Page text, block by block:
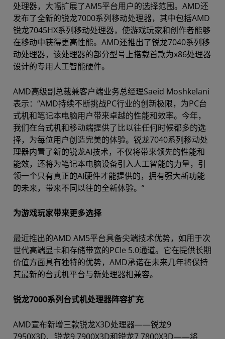
处理器，大幅扩展了AM5平台用户的选择范围。AMD还
发布了全新的锐龙7000系列移动处理器，其中包括AMD
锐龙7045HX系列移动处理器，使游戏玩家和创作者能够
在移动中获得更高性能。AMD还推出了锐龙7040系列移
动处理器，该处理器的部分型号上搭载首款为x86处理器
设计的专用人工智能硬件。
AMD高级副总裁兼客户端业务总经理Saeid Moshkelani
表示：“AMD持续不断挑战PC行业的创新极限，为PC台
式机和笔记本电脑用户带来卓越的性能和效率。今年，
我们在台式机和移动端提供了比以往任何时候都多的选
择，为每位用户创造完美的体验。锐龙7040系列移动处
理器内置了新的锐龙AI技术，不仅将带来领先的性能和
能效，还将为笔记本电脑设备引入人工智能的力量，引
领一个只有真正的AI硬件才能提供的，拥有强大新功能
的未来，带来不同以往的全新体验。”
为游戏玩家带来更多选择
最近推出的AMD AM5平台具备尖端技术优势，如用于次
世代高端显卡和存储带宽的PCIe 5.0通道。它在提供长期
价值方面具有独特的优势，AMD承诺在未来几年将保持
其最新的台式机平台与新处理器相兼容。
锐龙7000系列台式机处理器阵容扩充
AMD宣布新增三款锐龙X3D处理器——锐龙9
7950X3D、锐龙9 7900X3D和锐龙7 7800X3D——将